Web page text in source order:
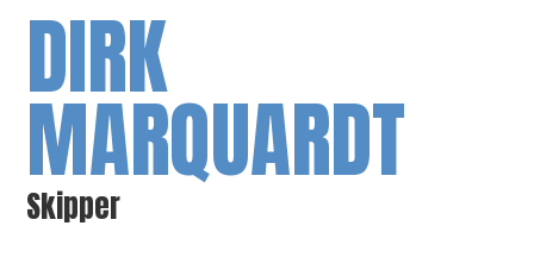
DIRK
MARQUARDT
Skipper